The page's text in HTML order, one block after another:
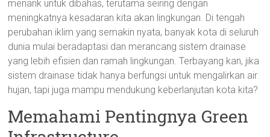
menarik untuk dibahas, terutama seiring dengan
meningkatnya kesadaran kita akan lingkungan. Di tengah
perubahan iklim yang semakin nyata, banyak kota di seluruh
dunia mulai beradaptasi dan merancang sistem drainase
yang lebih efisien dan ramah lingkungan. Terbayang kan, jika
sistem drainase tidak hanya berfungsi untuk mengalirkan air
hujan, tapi juga mampu mendukung keberlanjutan kota kita?
Memahami Pentingnya Green